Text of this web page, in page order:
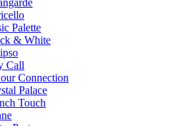
Palette
& White
Call
Connection
Palace
Touch